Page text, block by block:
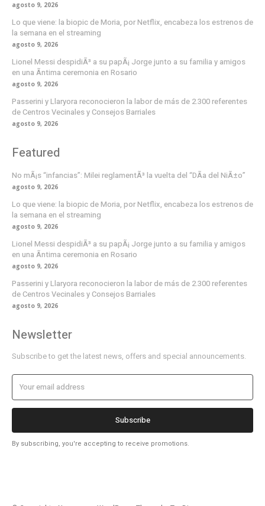
agosto 9, 2026
Lo que viene: la biopic de Moria, por Netflix, encabeza los estrenos de
la semana en el streaming
agosto 9, 2026
Lionel Messi despidiÃ³ a su papÃ¡ Jorge junto a su familia y amigos
en una Ã­ntima ceremonia en Rosario
agosto 9, 2026
Passerini y Llaryora reconocieron la labor de más de 2.300 referentes
de Centros Vecinales y Consejos Barriales
agosto 9, 2026
Featured
No mÃ¡s “infancias”: Milei reglamentÃ³ la vuelta del “DÃ­a del NiÃ±o”
agosto 9, 2026
Lo que viene: la biopic de Moria, por Netflix, encabeza los estrenos de
la semana en el streaming
agosto 9, 2026
Lionel Messi despidiÃ³ a su papÃ¡ Jorge junto a su familia y amigos
en una Ã­ntima ceremonia en Rosario
agosto 9, 2026
Passerini y Llaryora reconocieron la labor de más de 2.300 referentes
de Centros Vecinales y Consejos Barriales
agosto 9, 2026
Newsletter
Subscribe to get the latest news, offers and special announcements.
Subscribe
By subscribing, you're accepting to receive promotions.